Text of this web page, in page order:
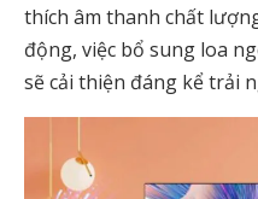
thích âm thanh chất
động, việc bổ sung loa
sẽ cải thiện đáng kể trải